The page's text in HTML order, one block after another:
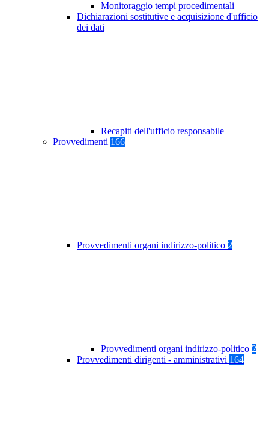
Monitoraggio tempi procedimentali
Dichiarazioni sostitutive e acquisizione d'ufficio
dei dati
Recapiti dell'ufficio responsabile
Provvedimenti 166
Provvedimenti organi indirizzo-politico 2
Provvedimenti organi indirizzo-politico 2
Provvedimenti dirigenti - amministrativi 164